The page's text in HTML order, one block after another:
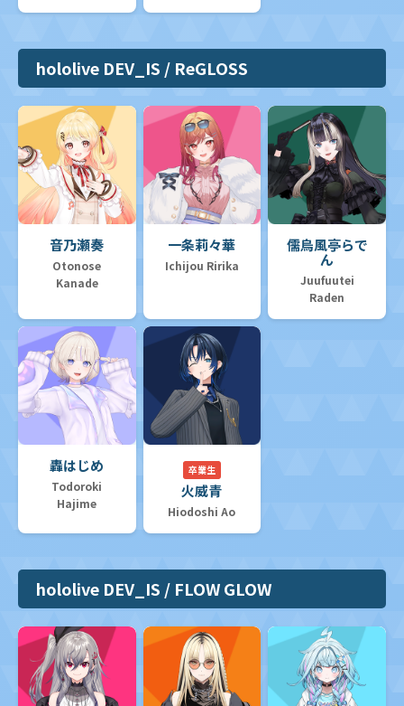
hololive DEV_IS / ReGLOSS
音乃瀬奏
Otonose
Kanade
一条莉々華
Ichijou Ririka
儒烏風亭らで
ん
Juufuutei
Raden
轟はじめ
Todoroki
Hajime
卒業生
火威青
Hiodoshi Ao
hololive DEV_IS / FLOW GLOW